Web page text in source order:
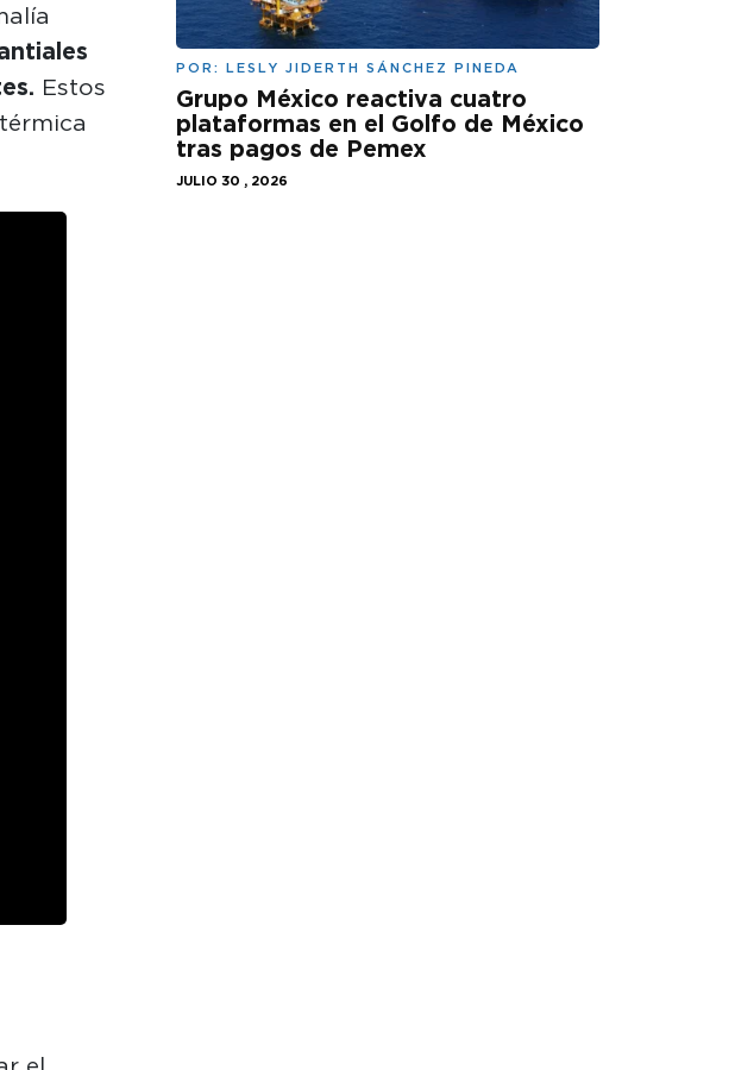
Estos
POR: LESLY JIDERTH SÁNCHEZ PINEDA
Grupo México reactiva cuatro
plataformas en el Golfo de México
tras pagos de Pemex
JULIO 30 , 2026